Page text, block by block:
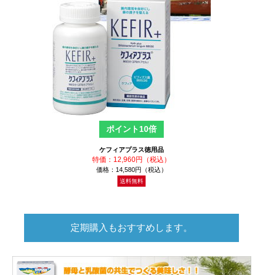
ポイント10倍
ケフィアプラス徳用品
特価：12,960円（税込）
価格：14,580円（税込）
送料無料
定期購入もおすすめします。